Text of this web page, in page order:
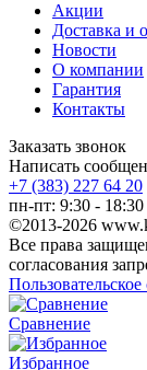
Акции
Доставка и
Новости
О компании
Гарантия
Контакты
Заказать звонок
Написать
+7 (383) 227 64 20
пн-пт: 9:30 - 18:30
©2013-2026
Все права
согласования
Сравнение
Избранное